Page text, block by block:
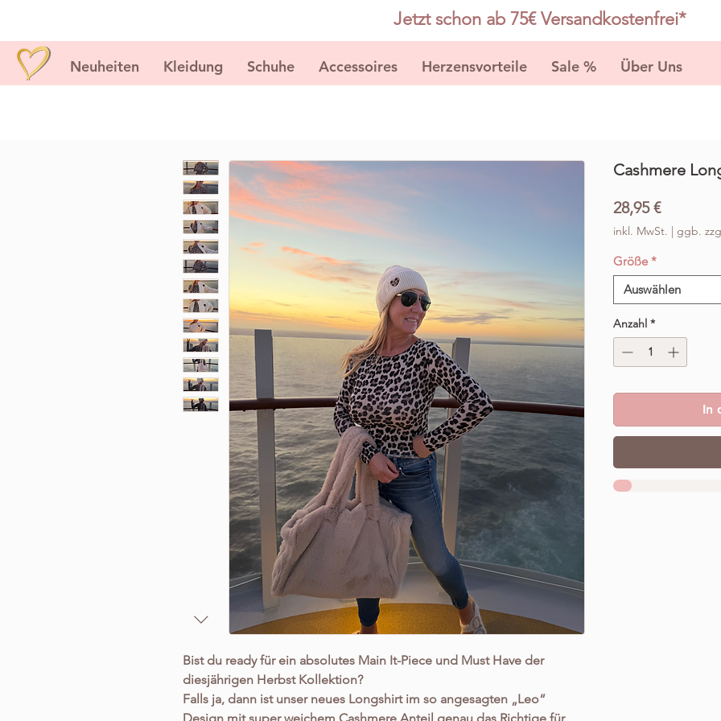
Jetzt schon ab 75€ Versandkostenfrei*
Neuheiten Kleidung Schuhe Accessoires Herzensvorteile Sale % Über Uns
Bist du ready für ein absolutes Main It-Piece und Must Have der
diesjährigen Herbst Kollektion?
Falls ja, dann ist unser neues Longshirt im so angesagten „Leo“
Cashmere
28,95 €Preis
inkl. MwSt. ggb.
Größe *
Auswählen
Anzahl *
In